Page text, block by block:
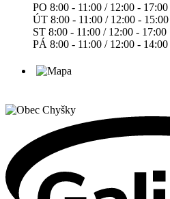
PO 8:00 - 11:00 / 12:00 - 17:00
ÚT 8:00 - 11:00 / 12:00 - 15:00
ST 8:00 - 11:00 / 12:00 - 17:00
PÁ 8:00 - 11:00 / 12:00 - 14:00